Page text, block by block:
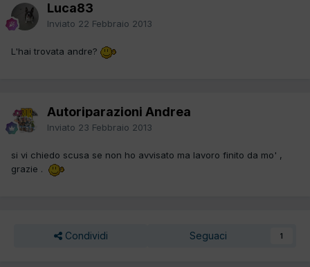
Luca83
Inviato 22 Febbraio 2013
L'hai trovata andre?
Autoriparazioni Andrea
Inviato 23 Febbraio 2013
si vi chiedo scusa se non ho avvisato ma lavoro finito da mo' ,
grazie .
Condividi Seguaci 1